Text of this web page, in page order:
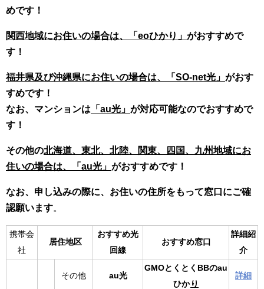
めです！
関西地域にお住いの場合は、「eoひかり」 がおすすめで
す！
福井県及び沖縄県にお住いの場合は、「SO-net光」 がおす
すめです！
なお、マンションは 「au光」 が対応可能なのでおすすめで
す！
その他の北海道、東北、北陸、関東、四国、九州地域にお
住いの場合は、「au光」 がおすすめです！
なお、申し込みの際に、お住いの住所をもって窓口にご確
認願います。
携帯会
社
居住地区
おすすめ光
回線
おすすめ窓口
詳細紹
介
その他 au光
GMOとくとくBBのau
ひか り
詳細